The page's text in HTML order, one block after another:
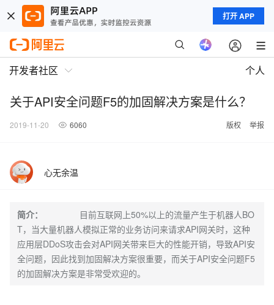
打开 APP
开发者社区 个人
关于API安全问题F5的加固解决方案是什么？
2019-11-20 6060 版权 举报
心无余温
简介：
目前互联网上50%以上的流量产生于机器人BO
T，当大量机器人模拟正常的业务访问来请求API网关时，这种
应用层DDoS攻击会对API网关带来巨大的性能开销，导致API安
全问题，因此找到加固解决方案很重要，而关于API安全问题F5
的加固解决方案是非常受欢迎的。